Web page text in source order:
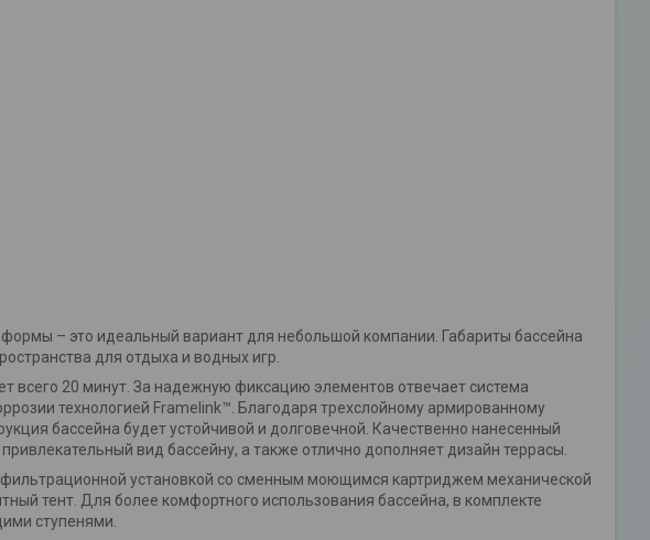
– это идеальный вариант для небольшой компании. Габариты бассейна
для отдыха и водных игр.
всего 20 минут. За надежную фиксацию элементов отвечает система
технологией Framelink™. Благодаря трехслойному армированному
бассейна будет устойчивой и долговечной. Качественно нанесенный
вид бассейну, а также отлично дополняет дизайн террасы.
установкой со сменным моющимся картриджем механической
тент. Для более комфортного использования бассейна, в комплекте
ступенями.